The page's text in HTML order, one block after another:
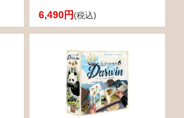
6,490円(税込)